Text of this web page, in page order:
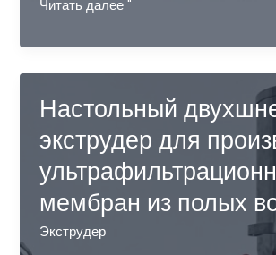
Миниатюрный
противовращающийся
двухшнековый
Читать далее "
Настольный
экструдер для
мембран из полых
Экструдер